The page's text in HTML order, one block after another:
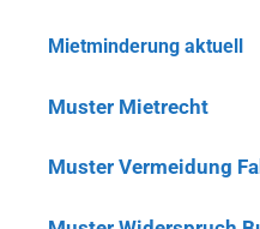
Mietminderung aktuell
Muster Mietrecht
Muster Vermeidung